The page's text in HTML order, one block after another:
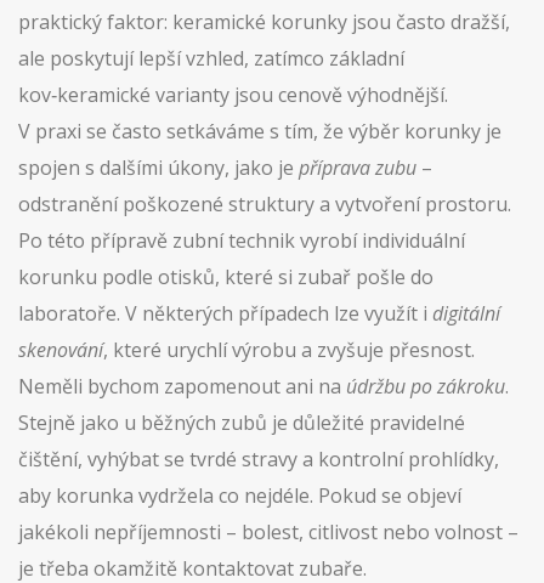
praktický faktor: keramické korunky jsou často dražší,
ale poskytují lepší vzhled, zatímco základní
kov‑keramické varianty jsou cenově výhodnější.
V praxi se často setkáváme s tím, že výběr korunky je
spojen s dalšími úkony, jako je příprava zubu –
odstranění poškozené struktury a vytvoření prostoru.
Po této přípravě zubní technik vyrobí individuální
korunku podle otisků, které si zubař pošle do
laboratoře. V některých případech lze využít i digitální
skenování, které urychlí výrobu a zvyšuje přesnost.
Neměli bychom zapomenout ani na údržbu po zákroku.
Stejně jako u běžných zubů je důležité pravidelné
čištění, vyhýbat se tvrdé stravy a kontrolní prohlídky,
aby korunka vydržela co nejdéle. Pokud se objeví
jakékoli nepříjemnosti – bolest, citlivost nebo volnost –
je třeba okamžitě kontaktovat zubaře.